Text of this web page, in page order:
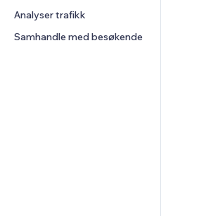
Analyser trafikk
Samhandle med besøkende